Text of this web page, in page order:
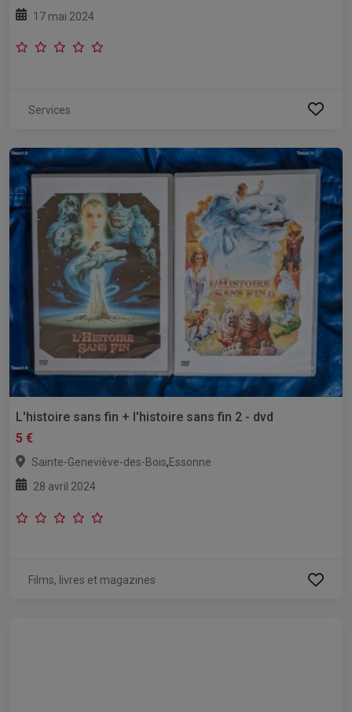
17 mai 2024
Services
L'histoire sans fin + l'histoire sans fin 2 - dvd
5 €
Sainte-Geneviève-des-Bois,Essonne
28 avril 2024
Films, livres et magazines